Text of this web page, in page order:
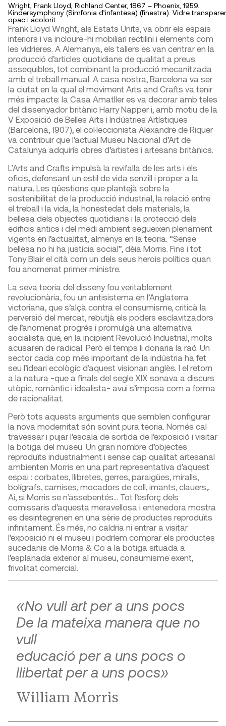
Wright, Frank Lloyd, Richland Center, 1867 – Phoenix, 1959.
Kindersymphony (Simfonia d’infantesa) (finestra). Vidre
opac i acolorit
Frank Lloyd Wright, als Estats Units, va obrir els espais
interiors i va incloure-hi mobiliari rectilini i elements com
les vidrieres. A Alemanya, els tallers es van centrar en la
producció d’articles quotidians de qualitat a preus
assequibles, tot combinant la producció mecanitzada
amb el treball manual. A casa nostra, Barcelona va ser
la ciutat en la qual el moviment Arts and Crafts va tenir
més impacte: la Casa Amatller es va decorar amb teles
del dissenyador britànic Harry Napper i, amb motiu de la
V Exposició de Belles Arts i Indústries Artístiques
(Barcelona, 1907), el col·leccionista Alexandre de Riquer
va contribuir que l’actual Museu Nacional d’Art de
Catalunya adquirís obres d’artistes i artesans britànics.
L’Arts and Crafts impulsà la revifalla de les arts i els
oficis, defensant un estil de vida senzill i proper a la
natura. Les qüestions que plantejà sobre la
sostenibilitat de la producció industrial, la relació entre
el treball i la vida, la honestedat dels materials, la
bellesa dels objectes quotidians i la protecció dels
edificis antics i del medi ambient segueixen plenament
vigents en l’actualitat, almenys en la teoria. “Sense
bellesa no hi ha justícia social”, dèia Morris. Fins i tot
Tony Blair el cità com un dels seus herois polítics quan
fou anomenat primer ministre.
La seva teoria del disseny fou veritablement
revolucionària, fou un antisistema en l’Anglaterra
victoriana, que s’alçà contra el consumisme, criticà la
perversió del mercat, rebutjà els poders esclavitzadors
de l’anomenat progrés i promulgà una alternativa
socialista que, en la incipient Revolució Industrial, molts
acusaren de radical. Però el temps li donaria la raó. Un
sector cada cop més important de la indústria ha fet
seu l’ideari ecològic d’aquest visionari anglès. I el retorn
a la natura -que a finals del segle XIX sonava a discurs
utòpic, romàntic i idealista- avui s’imposa com a forma
de racionalitat.
Però tots aquests arguments que semblen configurar
la nova modernitat són sovint pura teoria. Només cal
travessar i pujar l’escala de sortida de l’exposició i visitar
la botiga del museu. Un gran nombre d’objectes
reproduïts industrialment i sense cap qualitat artesanal
ambienten Morris en una part representativa d’aquest
espai : corbates, llibretes, gerres, paraigües, miralls,
bolígrafs, camises, mocadors de coll, imants, clauers,..
Ai, si Morris se n’assebentés… Tot l’esforç dels
comissaris d’aquesta meravellosa i entenedora mostra
es desintegrenen en una sèrie de productes reproduïts
infinitament. És més, no caldria ni entrar a visitar
l’exposició ni el museu i podríem comprar els productes
sucedanis de Morris & Co a la botiga situada a
l’esplanada exterior al museu, consumisme exent,
frivolitat comercial.
«No vull art per a uns pocs
De la mateixa manera que no
vull
educació per a uns pocs o
llibertat per a uns pocs»
William Morris